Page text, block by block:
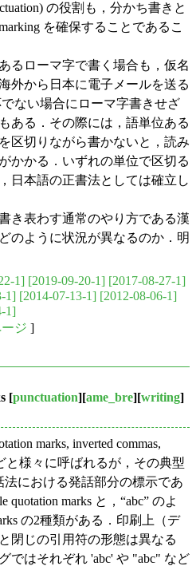
の役割も，分かち書きと
を確保することであるこ
るローマ字で書く場合も，仮名
外から日本に電子メールを送る
ない場合にローマ字書きせざ
ある．その際には，語単位ある
区切りながら書かないと，読み
かかる．いずれの単位で区切る
日本語の正書法としては確立し
き表わす通常のやり方である漢
のように状況が異なるのか．明
1] [2019-09-20-1] [2017-08-27-1]
1] [2014-07-13-1] [2012-08-06-1]
1]
ジ ]
[punctuation][ame_bre][writing]
marks, inverted commas,
と様々に呼ばれるが，その典型
法における発話部分の標示であ
quotation marks と，“abc” のよ
の2種類がある．印刷上（デ
閉じの引用符の形態は異なる
ではそれぞれ 'abc' や "abc" など